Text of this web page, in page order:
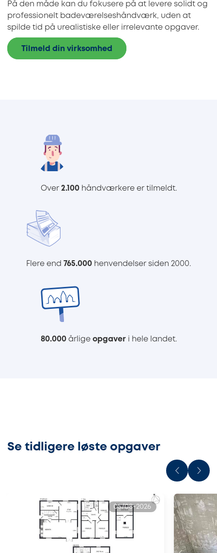
På den måde kan du fokusere på at levere solidt og
professionelt badeværelseshåndværk, uden at
spilde tid på urealistiske eller irrelevante opgaver.
Tilmeld din virksomhed
Over 2.100håndværkere er tilmeldt.
Flere end 765.000 henvendelser siden 2000.
80.000årlige opgaveri hele landet.
Se tidligere løste opgaver
05/08-2026